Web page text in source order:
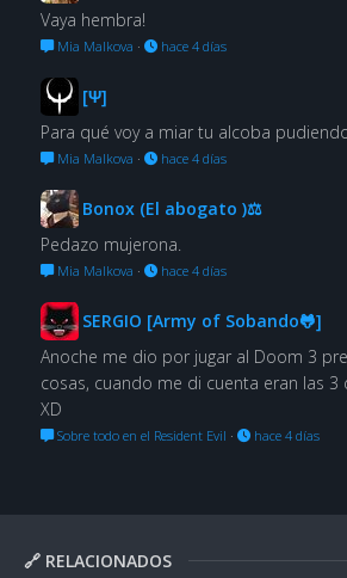
🔗 RELACIONADOS
Vaya hembra!
Mia Malkova · hace 4 días
[Ψ]
Para qué voy a miar tu alcoba
Mia Malkova · hace 4 días
Bonox (El abogato )⚖
Pedazo mujerona.
Mia Malkova · hace 4 días
SERGIO [Army of Sobando🐸]
Anoche me dio por jugar al Doom 3
cosas, cuando me di cuenta eran las 3
XD
Sobre todo en el Resident Evil · hace 4 días